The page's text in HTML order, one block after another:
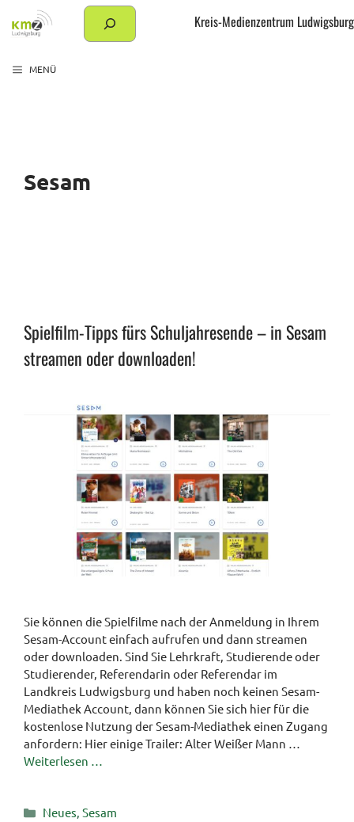
Inhalt
Suchen Kreis-Medienzentrum Ludwigsburg
MENÜ
Sesam
Spielfilm-Tipps fürs Schuljahresende – in Sesam
streamen oder downloaden!
Sie können die Spielfilme nach der Anmeldung in Ihrem
Sesam-Account einfach aufrufen und dann streamen
oder downloaden. Sind Sie Lehrkraft, Studierende oder
Studierender, Referendarin oder Referendar im
Landkreis Ludwigsburg und haben noch keinen Sesam-
Mediathek Account, dann können Sie sich hier für die
kostenlose Nutzung der Sesam-Mediathek einen Zugang
anfordern: Hier einige Trailer: Alter Weißer Mann …
Weiterlesen …
Kategorien
Neues, Sesam